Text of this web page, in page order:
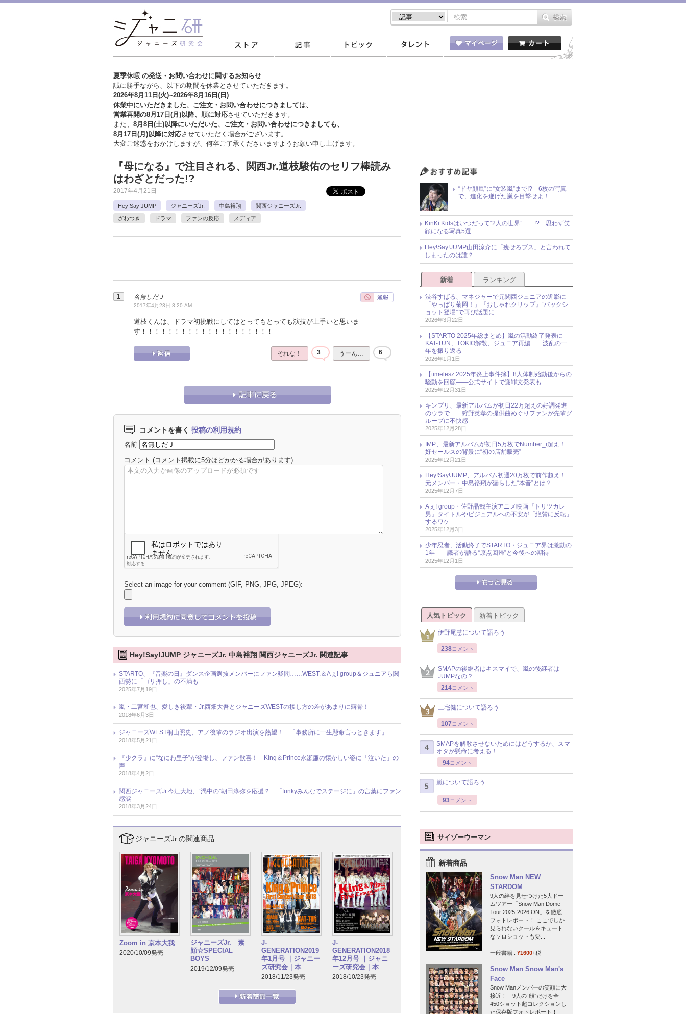
夏季休暇 の発送・お問い合わせに関するお知らせ
誠に勝手ながら、以下の期間を休業とさせていただきます。
2026年8月11日(火)~2026年8月16日(日)
休業中にいただきました、ご注文・お問い合わせにつきましては、
営業再開の8月17日(月)以降、順に対応させていただきます。
また、 8月8日(土)以降にいただいた、ご注文・ お問い合わせにつきましても、
8月17日(月)以降に対応させていただく場合がございます。
大変ご迷惑をおかけしますが、 何卒ご了承くださいますようお願い申し上げます。
『母になる』で注目される、関西Jr.道枝駿佑のセリフ棒読み
はわざとだった!?
2017年4月21日
Hey!Say!JUMP ジャニーズJr. 中島裕翔 関西ジャニーズJr.
ざわつき ドラマ ファンの反応 メディア
名無しだＪ
2017年4月23日 3:20 AM
道枝くんは、ドラマ初挑戦にしてはとってもとっても演技が上手いと思いま
す！！！！！！！！！！！！！！！！！！！！
それな！ 3 うーん… 6
コメントを書く 投稿の利用規約
名前
コメント (コメント掲載に5分ほどかかる場合があります)
Select an image for your comment (GIF, PNG, JPG, JPEG):
Hey!Say!JUMP ジャニーズJr. 中島裕翔 関西ジャニーズJr. 関連記事
STARTO、『音楽の日』ダンス企画選抜メンバーにファン疑問……WEST.＆Aぇ! group＆ジュニアら関
西勢に「ゴリ押し」の不満も
2025年7月19日
嵐・二宮和也、愛しき後輩・Jr.西畑大吾とジャニーズWESTの接し方の差があまりに露骨！
2018年6月3日
ジャニーズWEST桐山照史、アノ後輩のラジオ出演を熱望！ 「事務所に一生懸命言っときます」
2018年5月21日
『少クラ』に“なにわ皇子”が登場し、ファン歓喜！ King＆Prince永瀬廉の懐かしい姿に「泣いた」の
声
2018年4月2日
関西ジャニーズJr.今江大地、“渦中の”朝田淳弥を応援？ 「funkyみんなでステージに」の言葉にファン
感涙
2018年3月24日
ジャニーズJr.の関連商品
Zoom in 京本大我
2020/10/09発売
ジャニーズJr. 素
顔☆SPECIAL
BOYS
2019/12/09発売
J-
GENERATION2019
年1月号 ｜ジャニー
ズ研究会｜本
2018/11/23発売
J-
GENERATION2018
年12月号 ｜ジャニ
ーズ研究会｜本
2018/10/23発売
“ドヤ顔嵐”に“女装嵐”まで!? 6枚の写真
で、進化を遂げた嵐を目撃せよ！
KinKi Kidsはいつだって“2人の世界”……!? 思わず笑
顔になる写真5選
Hey!Say!JUMP山田涼介に「痩せろブス」と言われて
しまったのは誰？
新着 ランキング
渋谷すばる、マネジャーで元関西ジュニアの近影に
「やっぱり菊岡！」『おしゃれクリップ』“バックシ
ョット登場”で再び話題に
2026年3月22日
【STARTO 2025年総まとめ】嵐の活動終了発表に
KAT-TUN、TOKIO解散、ジュニア再編……波乱の一
年を振り返る
2026年1月1日
【timelesz 2025年炎上事件簿】8人体制始動後からの
騒動を回顧――公式サイトで謝罪文発表も
2025年12月31日
キンプリ、最新アルバムが初日22万超えの好調発進
のウラで……狩野英孝の提供曲めぐりファンが先輩グ
ループに不快感
2025年12月28日
IMP.、最新アルバムが初日5万枚でNumber_i超え！
好セールスの背景に“初の店舗販売”
2025年12月21日
Hey!Say!JUMP、アルバム初週20万枚で前作超え！
元メンバー・中島裕翔が漏らした“本音”とは？
2025年12月7日
Aぇ! group・佐野晶哉主演アニメ映画『トリツカレ
男』タイトルやビジュアルへの不安が「絶賛に反転」
するワケ
2025年12月3日
少年忍者、活動終了でSTARTO・ジュニア界は激動の
1年 ── 識者が語る“原点回帰”と今後への期待
2025年12月1日
人気トピック 新着トピック
伊野尾慧について語ろう
238コメント
SMAPの後継者はキスマイで、嵐の後継者は
JUMPなの？
214コメント
三宅健について語ろう
107 コメント
SMAPを解散させないためにはどうするか、スマ
オタが懸命に考える！
94コメント
嵐について語ろう
93コメント
サイゾーウーマン
新着商品
Snow Man NEW
STARDOM
9人の絆を見せつけた5大ドー
ムツアー「Snow Man Dome
Tour 2025-2026 ON」を徹底
フォトレポート！ ここでしか
見られないクール＆キュート
なソロショットも要...
一般書籍 : ¥1600+税
Snow Man Snow Man's
Face
Snow Manメンバーの笑顔に大
接近！ 9人の“顔”だけを全
450ショット超コレクションし
た保存版フォトレポート！